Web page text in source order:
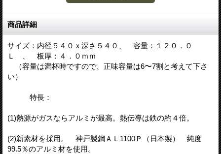
商品詳細
サイズ：内径５４０ｘ深さ５４０、 容量：１２０．０
Ｌ 、 板厚：４．０ｍｍ
（容量は満杯時ですので、正味容量は6〜7割と考えて下さ
い）
特長：
(1)熱源がガスならアルミが最高。熱伝導は鉄の約４倍。
(2)新素材を採用。 神戸製鋼ＡＬ1100Ｐ（日本製） 純度
99.5％のアルミ材を使用。